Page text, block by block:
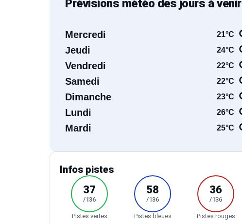
Prévisions météo des jours à venir
Mercredi 21°C
Jeudi 24°C
Vendredi 22°C
Samedi 22°C
Dimanche 23°C
Lundi 26°C
Mardi 25°C
Infos pistes
37
/136
Pistes vertes
58
/136
Pistes bleues
36
/136
Pistes rouges